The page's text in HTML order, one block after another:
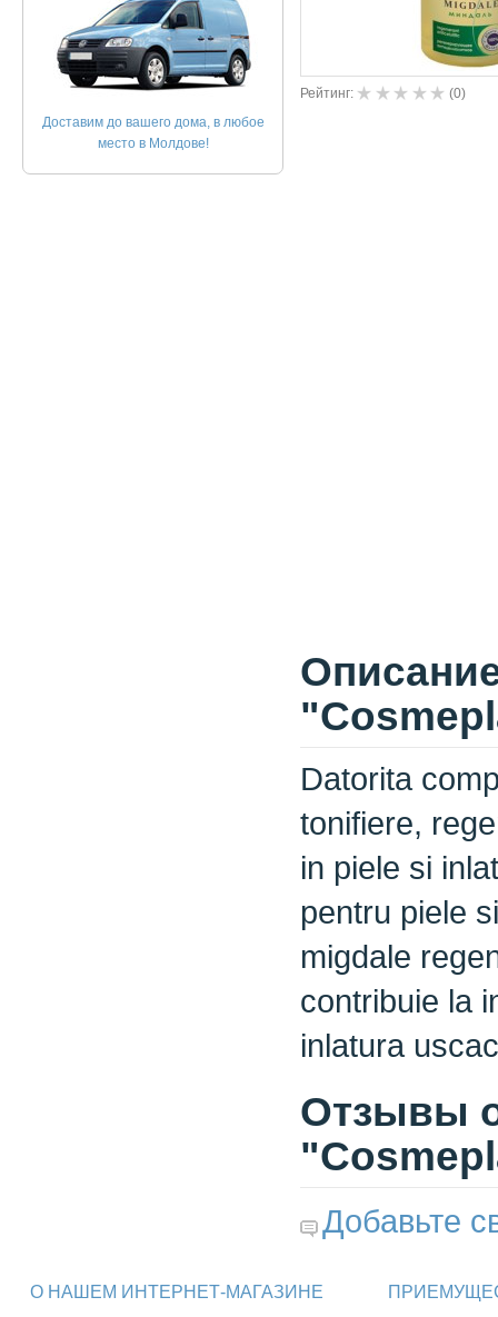
Доставим до вашего дома, в любое
место в Молдове!
Рейтинг: (0)
Datorita
tonifiere,
in piele si
pentru piele
migdale
contribuie la
inlatura
Отзывы
Добавьте
О НАШЕМ ИНТЕРНЕТ-МАГАЗИНЕ